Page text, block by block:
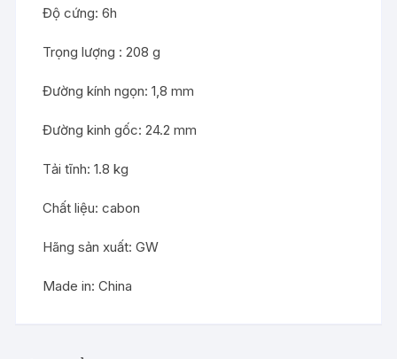
Độ cứng: 6h
Trọng lượng : 208 g
Đường kính ngọn: 1,8 mm
Đường kinh gốc: 24.2 mm
Tải tĩnh: 1.8 kg
Chất liệu: cabon
Hãng sản xuất: GW
Made in: China